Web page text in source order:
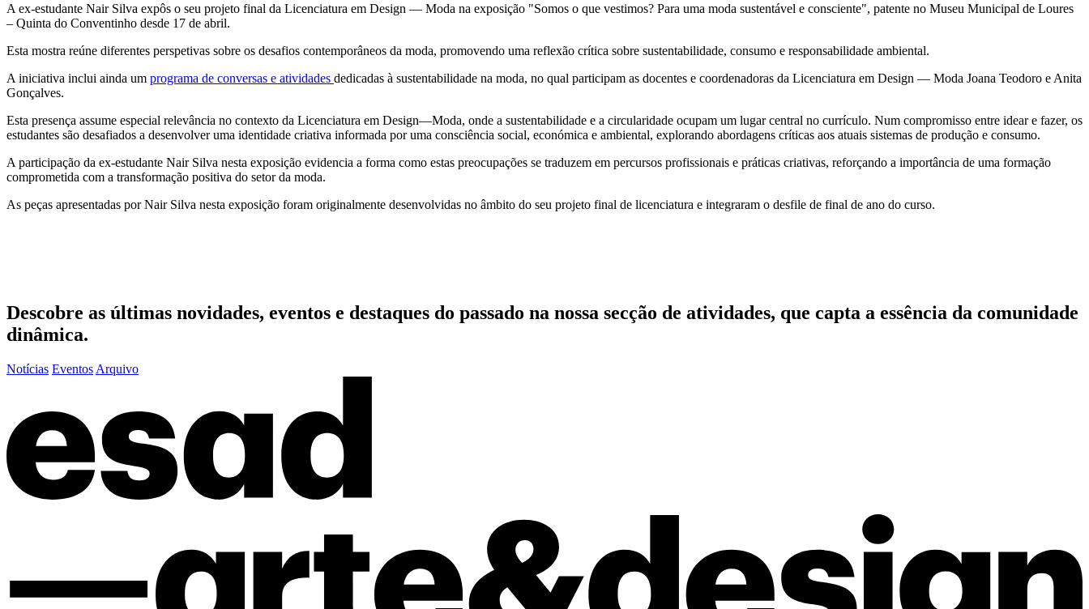
A ex-estudante Nair Silva expôs o seu projeto final da Licenciatura em Design — Moda na exposição "Somos o que vestimos? Para uma moda sustentável e consciente", patente no Museu Municipal de Loures
– Quinta do Conventinho desde 17 de abril.
Esta mostra reúne diferentes perspetivas sobre os desafios contemporâneos da moda, promovendo uma reflexão crítica sobre sustentabilidade, consumo e responsabilidade ambiental.
A iniciativa inclui ainda um programa de conversas e atividades dedicadas à sustentabilidade na moda, no qual participam as docentes e coordenadoras da Licenciatura em Design — Moda Joana Teodoro e Anita
Gonçalves.
Esta presença assume especial relevância no contexto da Licenciatura em Design—Moda, onde a sustentabilidade e a circularidade ocupam um lugar central no currículo. Num compromisso entre idear e fazer, os
estudantes são desafiados a desenvolver uma identidade criativa informada por uma consciência social, económica e ambiental, explorando abordagens críticas aos atuais sistemas de produção e consumo.
A participação da ex-estudante Nair Silva nesta exposição evidencia a forma como estas preocupações se traduzem em percursos profissionais e práticas criativas, reforçando a importância de uma formação
comprometida com a transformação positiva do setor da moda.
As peças apresentadas por Nair Silva nesta exposição foram originalmente desenvolvidas no âmbito do seu projeto final de licenciatura e integraram o desfile de final de ano do curso.
Descobre as últimas novidades, eventos e destaques do passado na nossa secção de atividades, que capta a essência da comunidade
dinâmica.
Notícias Eventos Arquivo